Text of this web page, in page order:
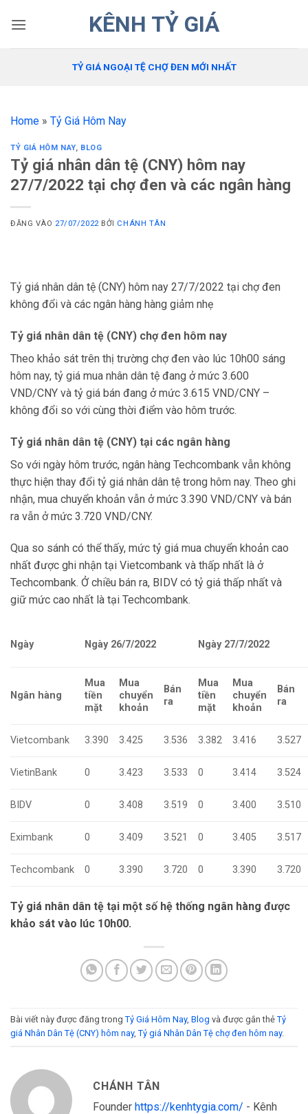
qua
KÊNH TỶ GIÁ
TỶ GIÁ NGOẠI TỆ CHỢ ĐEN MỚI NHẤT
Home » Tỷ Giá Hôm Nay
TỶ GIÁ HÔM NAY, BLOG
Tỷ giá nhân dân tệ (CNY) hôm nay
27/7/2022 tại chợ đen và các ngân hàng
ĐĂNG VÀO 27/07/2022 BỞI CHÁNH TÂN
Tỷ giá nhân dân tệ (CNY) hôm nay 27/7/2022 tại chợ đen
không đổi và các ngân hàng hàng giảm nhẹ
Tỷ giá nhân dân tệ (CNY) chợ đen hôm nay
Theo khảo sát trên thị trường chợ đen vào lúc 10h00 sáng
hôm nay, tỷ giá mua nhân dân tệ đang ở mức 3.600
VND/CNY và tỷ giá bán đang ở mức 3.615 VND/CNY –
không đổi so với cùng thời điểm vào hôm trước.
Tỷ giá nhân dân tệ (CNY) tại các ngân hàng
So với ngày hôm trước, ngân hàng Techcombank vẫn không
thực hiện thay đổi tỷ giá nhân dân tệ trong hôm nay. Theo ghi
nhận, mua chuyển khoản vẫn ở mức 3.390 VND/CNY và bán
ra vẫn ở mức 3.720 VND/CNY.
Qua so sánh có thể thấy, mức tỷ giá mua chuyển khoản cao
nhất được ghi nhận tại Vietcombank và thấp nhất là ở
Techcombank. Ở chiều bán ra, BIDV có tỷ giá thấp nhất và
giữ mức cao nhất là tại Techcombank.
Ngày Ngày 26/7/2022 Ngày 27/7/2022
Ngân hàng
Mua
tiền
mặt
Mua
chuyển
khoản
Bán
ra
Mua
tiền
mặt
Mua
chuyển
khoản
Bán
ra
Vietcombank 3.390 3.425 3.536 3.382 3.416 3.527
VietinBank 0 3.423 3.533 0 3.414 3.524
BIDV 0 3.408 3.519 0 3.400 3.510
Eximbank 0 3.409 3.521 0 3.405 3.517
Techcombank 0 3.390 3.720 0 3.390 3.720
Tỷ giá nhân dân tệ tại một số hệ thống ngân hàng được
khảo sát vào lúc 10h00.
Bài viết này được đăng trong Tỷ Giá Hôm Nay, Blog và được gắn thẻ Tỷ
giá Nhân Dân Tệ (CNY) hôm nay, Tỷ giá Nhân Dân Tệ chợ đen hôm nay.
CHÁNH TÂN
Founder https://kenhtygia.com/ - Kênh